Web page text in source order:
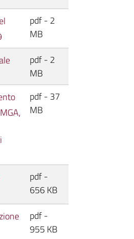
pdf - 2
MB
pdf - 2
MB
pdf - 37
MB
pdf -
656 KB
pdf -
955 KB